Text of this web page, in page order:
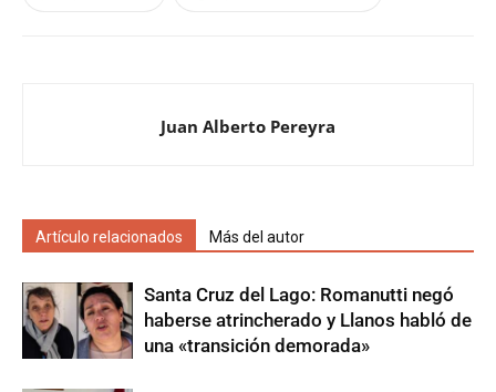
Juan Alberto Pereyra
Artículo relacionados Más del autor
Santa Cruz del Lago: Romanutti negó
haberse atrincherado y Llanos habló de
una «transición demorada»